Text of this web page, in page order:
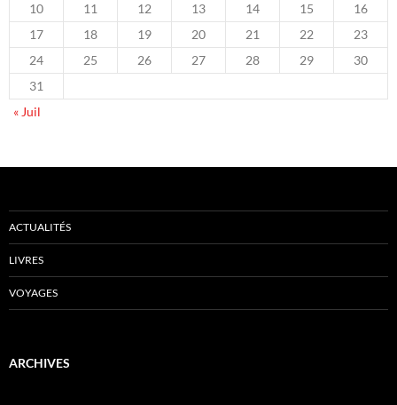
10
11 12 13 14 15
16
17
18 19 20 21 22
23
24
25 26 27 28 29
30
31
« Juil
ACTUALITÉS
LIVRES
VOYAGES
ARCHIVES